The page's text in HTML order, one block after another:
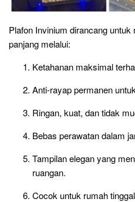
Plafon Invinium dirancang
panjang melalui:
Ketahanan maksimal
Anti-rayap permanen
Ringan, kuat, dan tidak
Bebas perawatan dalam
Tampilan elegan yang
ruangan.
Cocok untuk rumah